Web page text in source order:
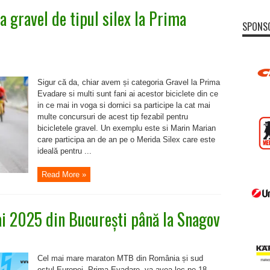
gravel de tipul silex la Prima
Sigur că da, chiar avem și categoria Gravel la Prima
Evadare si multi sunt fani ai acestor biciclete din ce
in ce mai in voga si dornici sa participe la cat mai
multe concursuri de acest tip fezabil pentru
bicicletele gravel. Un exemplu este si Marin Marian
care participa an de an pe o Merida Silex care este
ideală pentru ...
Read More »
2025 din București până la Snagov
Cel mai mare maraton MTB din România și sud